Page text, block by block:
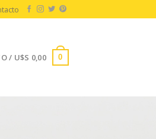
/ U$S 0,00 0